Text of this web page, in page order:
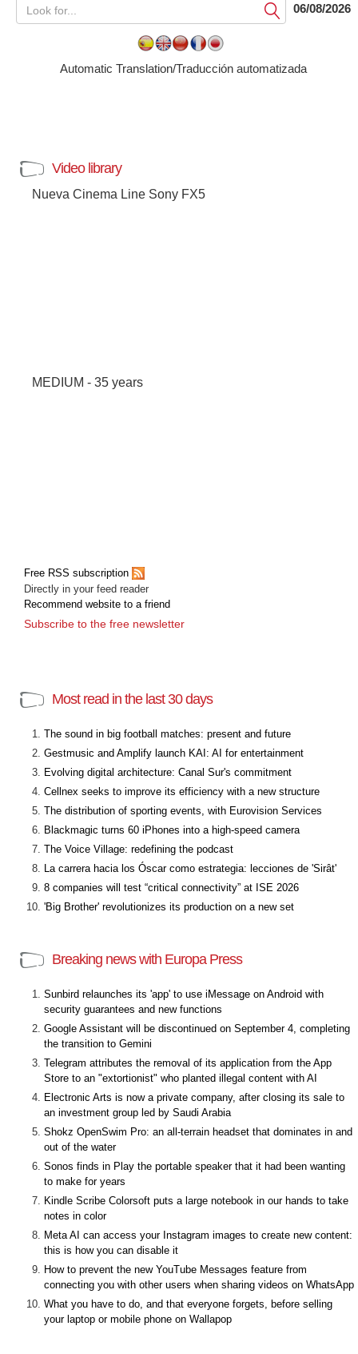
Submit06/08/2026
Automatic Translation/Traducción automatizada
Video library
Nueva Cinema Line Sony FX5
MEDIUM - 35 years
Free RSS subscription
Directly in your feed reader
Recommend website to a friend
Subscribe to the free newsletter
Most read in the last 30 days
The sound in big football matches: present and future
Gestmusic and Amplify launch KAI: AI for entertainment
Evolving digital architecture: Canal Sur's commitment
Cellnex seeks to improve its efficiency with a new structure
The distribution of sporting events, with Eurovision Services
Blackmagic turns 60 iPhones into a high-speed camera
The Voice Village: redefining the podcast
La carrera hacia los Óscar como estrategia: lecciones de 'Sirât'
8 companies will test “critical connectivity” at ISE 2026
'Big Brother' revolutionizes its production on a new set
Breaking news with Europa Press
Sunbird relaunches its 'app' to use iMessage on Android with
security guarantees and new functions
Google Assistant will be discontinued on September 4, completing
the transition to Gemini
Telegram attributes the removal of its application from the App
Store to an "extortionist" who planted illegal content with AI
Electronic Arts is now a private company, after closing its sale to
an investment group led by Saudi Arabia
Shokz OpenSwim Pro: an all-terrain headset that dominates in and
out of the water
Sonos finds in Play the portable speaker that it had been wanting
to make for years
Kindle Scribe Colorsoft puts a large notebook in our hands to take
notes in color
Meta AI can access your Instagram images to create new content:
this is how you can disable it
How to prevent the new YouTube Messages feature from
connecting you with other users when sharing videos on WhatsApp
What you have to do, and that everyone forgets, before selling
your laptop or mobile phone on Wallapop